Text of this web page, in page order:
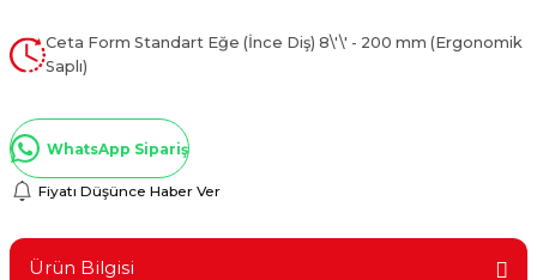
Ceta Form Standart Eğe (İnce Diş) 8\'\' - 200 mm (Ergonomik
Saplı)
WhatsApp Sipariş
Fiyatı Düşünce Haber Ver
Ürün Bilgisi